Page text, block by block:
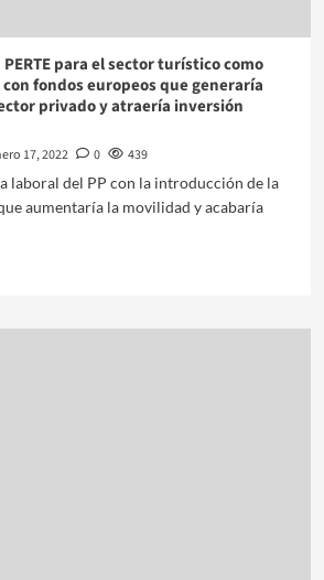
para el sector turístico como
fondos europeos que generaría
privado y atraería inversión
17, 2022 0
439
laboral del PP con la introducción de la
aumentaría la movilidad y acabaría